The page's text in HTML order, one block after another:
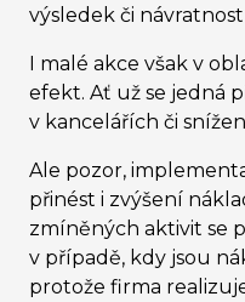
výsledek či návratnost
I malé akce však v
efekt. Ať už se jedná
v kancelářích či
Ale pozor,
přinést i zvýšení
zmíněných aktivit se
v případě, kdy jsou
protože firma